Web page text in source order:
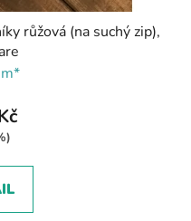
růžová (na suchý zip),